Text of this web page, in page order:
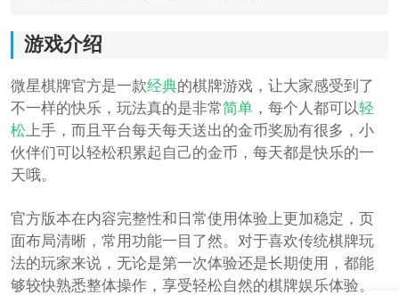
游戏介绍
微星棋牌官方是一款经典的棋牌游戏，让大家感受到了
不一样的快乐，玩法真的是非常简单，每个人都可以轻
松上手，而且平台每天每天送出的金币奖励有很多，小
伙伴们可以轻松积累起自己的金币，每天都是快乐的一
天哦。
官方版本在内容完整性和日常使用体验上更加稳定，页
面布局清晰，常用功能一目了然。对于喜欢传统棋牌玩
法的玩家来说，无论是第一次体验还是长期使用，都能
够较快熟悉整体操作，享受轻松自然的棋牌娱乐体验。